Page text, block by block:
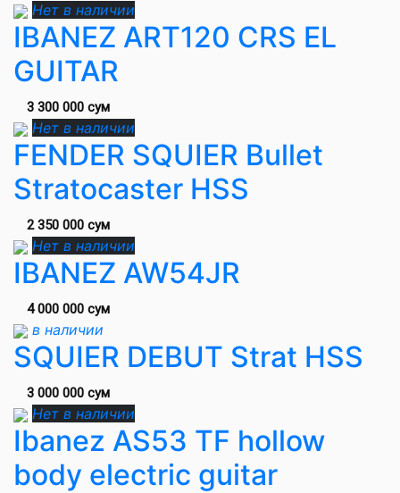
Нет в наличии
IBANEZ ART120 CRS EL
GUITAR
3 300 000 сум
Нет в наличии
FENDER SQUIER Bullet
Stratocaster HSS
2 350 000 сум
Нет в наличии
IBANEZ AW54JR
4 000 000 сум
в наличии
SQUIER DEBUT Strat HSS
3 000 000 сум
Нет в наличии
Ibanez AS53 TF hollow
body electric guitar